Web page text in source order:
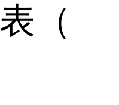
（